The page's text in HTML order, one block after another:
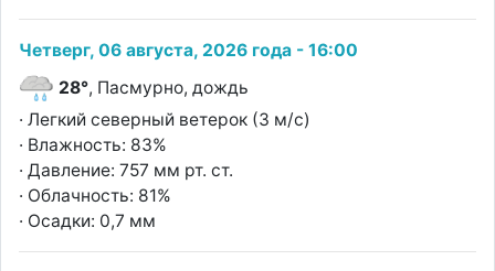
Четверг, 06 августа, 2026 года - 16:00
28°, Пасмурно, дождь
· Легкий северный ветерок (3 м/с)
· Влажность: 83%
· Давление: 757 мм рт. ст.
· Облачность: 81%
· Осадки: 0,7 мм